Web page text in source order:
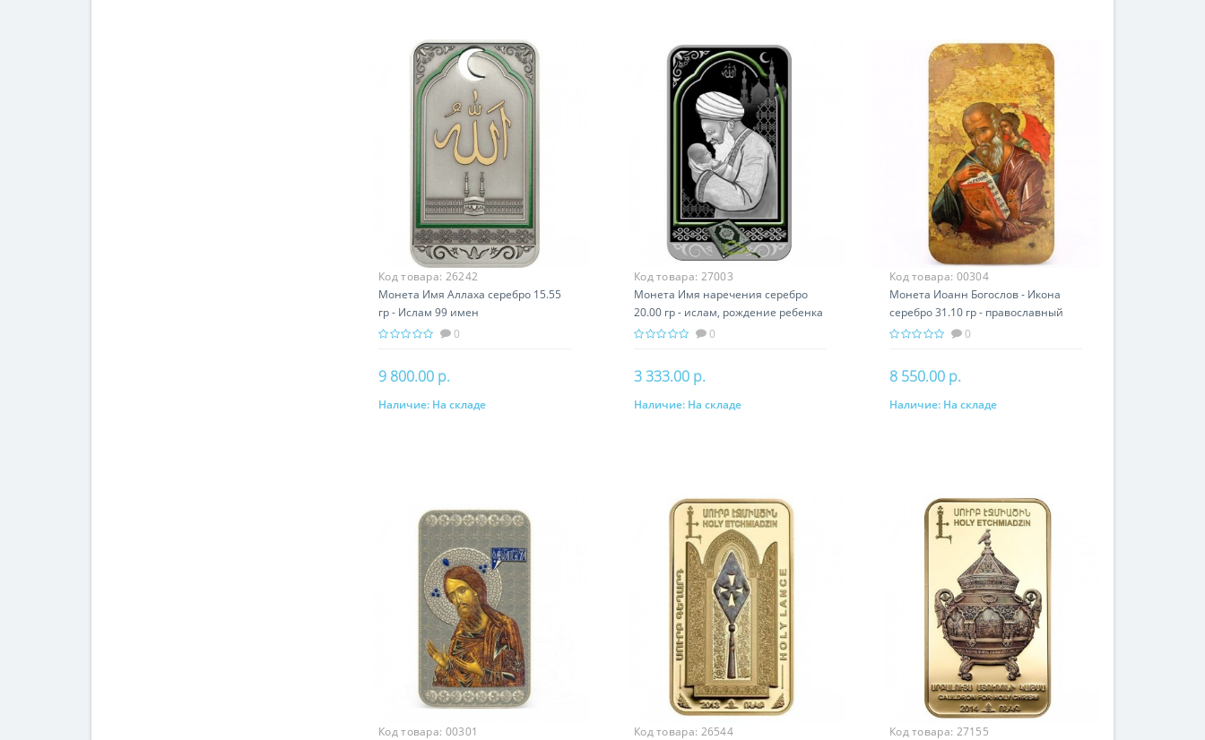
Код товара: 26242
Монета Имя Аллаха серебро 15.55
гр - Ислам 99 имен
0
9 800.00 р.
В корзину
Наличие: На складе
Код товара: 27003
Монета Имя наречения серебро
20.00 гр - ислам, рождение ребенка
0
3 333.00 р.
В корзину
Наличие: На складе
Код товара: 00304
Монета Иоанн Богослов - Икона
серебро 31.10 гр - православный
подарок
0
8 550.00 р.
В корзину
Наличие: На складе
Код товара: 00301
Код товара: 26544
Код товара: 27155